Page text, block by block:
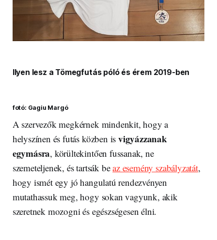
Ilyen lesz a Tömegfutás póló és érem 2019-ben
fotó: Gagiu Margó
A szervezők megkérnek mindenkit, hogy a
helyszínen és futás közben isvigyázzanak
egymásra, körültekintően fussanak, ne
szemeteljenek, és tartsák beaz esemény szabályzatát,
hogy ismét egy jó hangulatú rendezvényen
mutathassuk meg, hogy sokan vagyunk, akik
szeretnek mozogni és egészségesen élni.